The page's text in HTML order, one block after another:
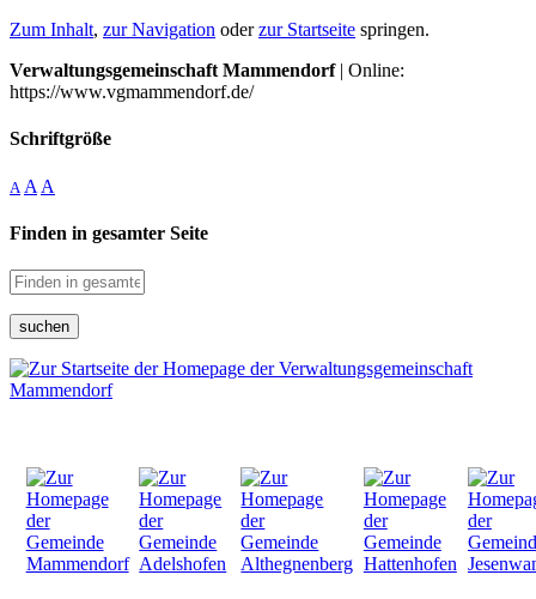
Zum Inhalt, zur Navigation oderzur Startseite springen.
Verwaltungsgemeinschaft Mammendorf| Online:
https://www.vgmammendorf.de/
Schriftgröße
A A A
Finden in gesamter Seite
suchen